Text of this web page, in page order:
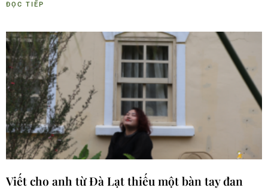
ĐỌC TIẾP
Viết cho anh từ Đà Lạt thiếu một bàn tay đan